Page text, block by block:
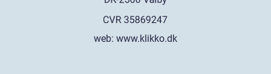
web: www.klikko.dk